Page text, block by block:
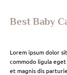
Best Baby
Lorem ipsum dolor
commodo ligula eget
et magnis dis